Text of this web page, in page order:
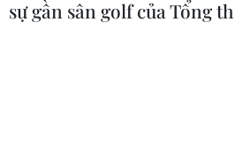
sự gần sân golf của Tổng